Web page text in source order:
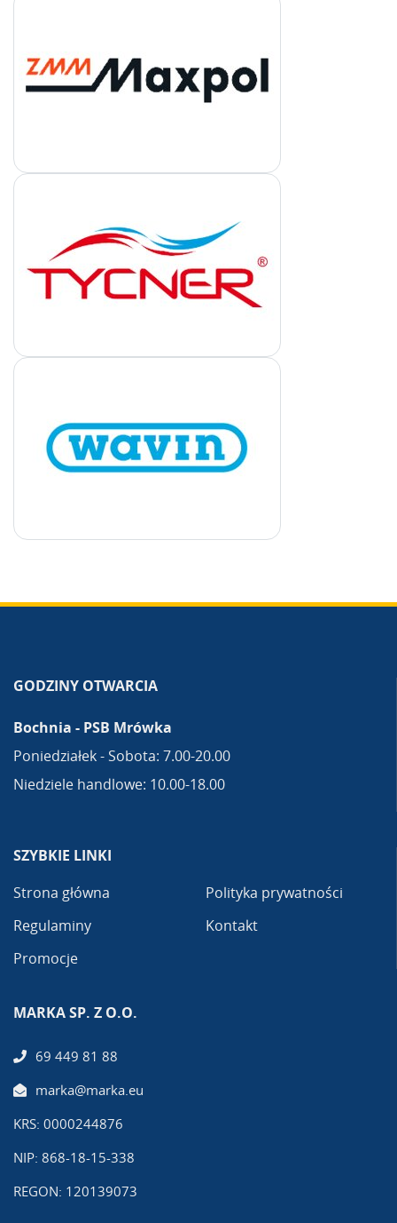
GODZINY OTWARCIA
Bochnia - PSB Mrówka
Poniedziałek - Sobota: 7.00-20.00
Niedziele handlowe: 10.00-18.00
SZYBKIE LINKI
Strona główna
Regulaminy
Promocje
Polityka prywatności
Kontakt
MARKA SP. Z O.O.
69 449 81 88
marka@marka.eu
KRS: 0000244876
NIP: 868-18-15-338
REGON: 120139073